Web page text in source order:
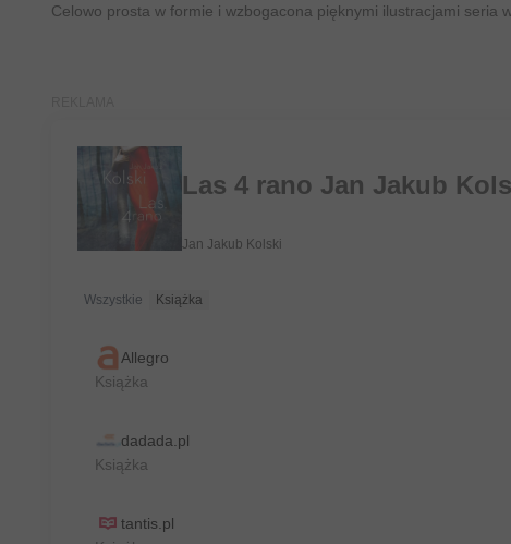
Celowo prosta w formie i wzbogacona pięknymi ilustracjami